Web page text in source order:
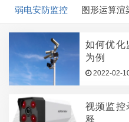
弱电安防监控 图形运算渲
如何优化
为例
2022-02-
视频监控
释